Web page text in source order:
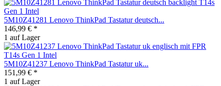
5M10Z41281 Lenovo ThinkPad Tastatur deutsch...
146,99 € *
1 auf Lager
5M10Z41237 Lenovo ThinkPad Tastatur uk...
151,99 € *
1 auf Lager